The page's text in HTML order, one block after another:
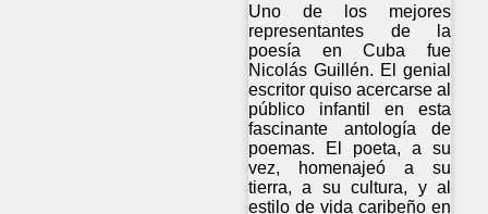
Uno de los mejores
representantes de la
poesía en Cuba fue
Nicolás Guillén. El genial
escritor quiso acercarse al
público infantil en esta
fascinante antología de
poemas. El poeta, a su
vez, homenajeó a su
tierra, a su cultura, y al
estilo de vida caribeño en